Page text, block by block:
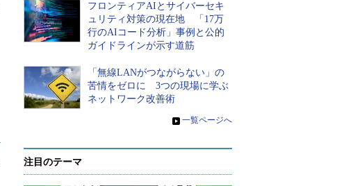
フロンティアAIとサイバーセキ
ュリティ対策の現在地 「17万
行のAIコード分析」事例と公的
ガイドラインが示す道筋
「無線LANがつながらない」の
苦情をゼロに 3つの現場に学ぶ
ネットワーク改善術
» 一覧ページへ
注目のテーマ